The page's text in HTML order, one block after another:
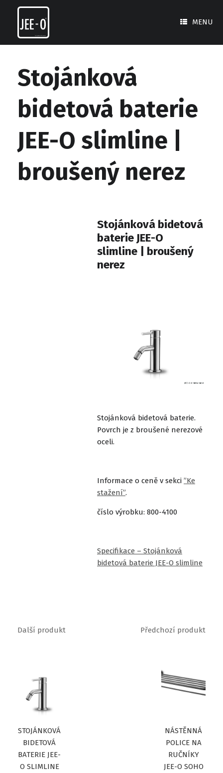
content
MENU
Stojánková
bidetová baterie
JEE-O slimline |
broušený nerez
Stojánková bidetová
baterie JEE-O
slimline | broušený
nerez
Stojánková bidetová baterie.
Povrch je z broušené nerezové
oceli.
Informace o ceně v sekci ”Ke
stažení”.
číslo výrobku: 800-4100
Specifikace – Stojánková
bidetová baterie JEE-O slimline
Další produkt
STOJÁNKOVÁ
BIDETOVÁ
BATERIE JEE-
O SLIMLINE
Předchozí produkt
NÁSTĚNNÁ
POLICE NA
RUČNÍKY
JEE-O SOHO